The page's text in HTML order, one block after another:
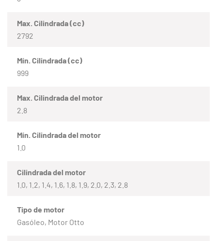
Max. Cilindrada (cc)
2792
Mín. Cilindrada (cc)
999
Max. Cilindrada del motor
2.8
Mín. Cilindrada del motor
1.0
Cilindrada del motor
1.0, 1.2, 1.4, 1.6, 1.8, 1.9, 2.0, 2.3, 2.8
Tipo de motor
Gasóleo, Motor Otto